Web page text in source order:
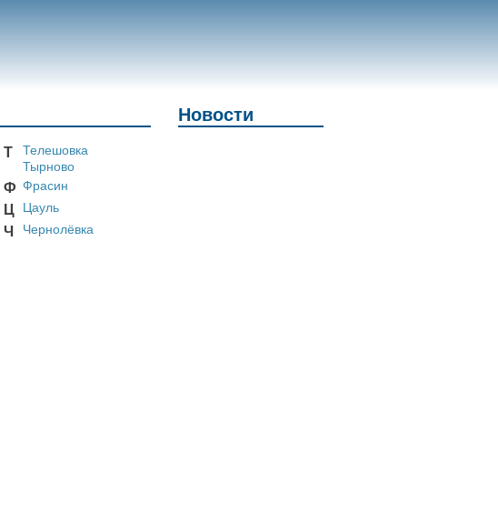
Т
Телешовка
Тырново
Ф Фрасин
Ц Цауль
Ч Чернолёвка
Новости